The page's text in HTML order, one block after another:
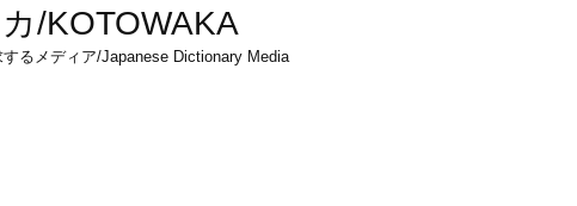
/KOTOWAKA
るメディア/Japanese Dictionary Media